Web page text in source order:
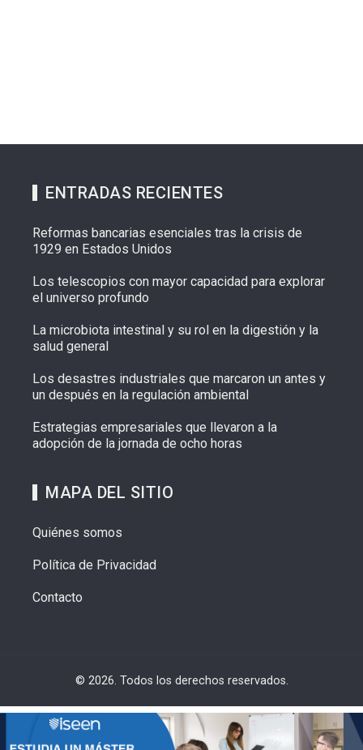
ENTRADAS RECIENTES
Reformas bancarias esenciales tras la crisis de
1929 en Estados Unidos
Los telescopios con mayor capacidad para explorar
el universo profundo
La microbiota intestinal y su rol en la digestión y la
salud general
Los desastres industriales que marcaron un antes y
un después en la regulación ambiental
Estrategias empresariales que llevaron a la
adopción de la jornada de ocho horas
MAPA DEL SITIO
Quiénes somos
Política de Privacidad
Contacto
© 2026. Todos los derechos reservados.